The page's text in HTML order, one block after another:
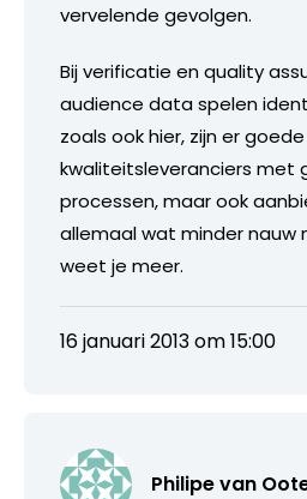
vervelende gevolgen.
Bij verificatie en quality
audience data spelen
zoals ook hier, zijn er
kwaliteitsleveranciers met
processen, maar ook
allemaal wat minder nauw
weet je meer.
16 januari 2013 om 15:00
Philipe van